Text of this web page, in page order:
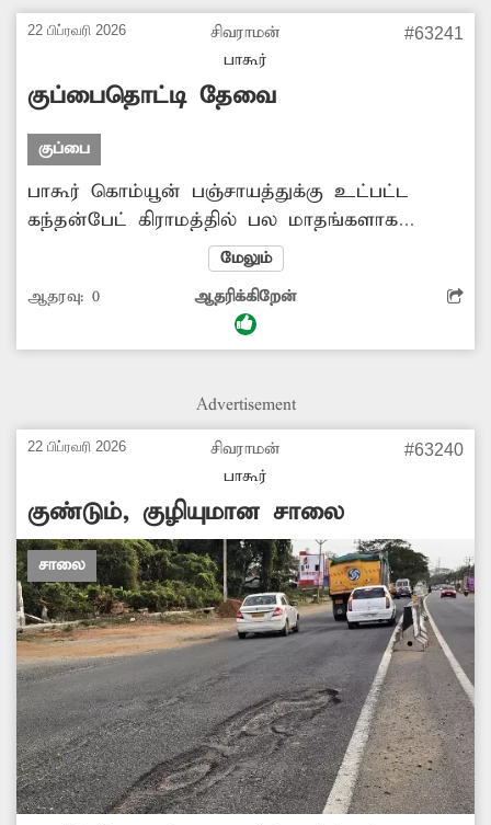
22 பிப்ரவரி 2026
சிவராமன்
பாகூர்
#63241
குப்பைதொட்டி தேவை
குப்பை
பாகூர் கொம்யூன் பஞ்சாயத்துக்கு உட்பட்ட
கந்தன்பேட் கிராமத்தில் பல மாதங்களாக
குப்பை தொட்டி இல்லை. இதனால்
பொதுமக்கள் குப்பைகளை தெருவில் வீசுவதால்
சுகாதார சீர்கேடு ஏற்படுகிறது. உடனே குப்பை
தொட்டி வைக்க அதிகாரிகள் நடவடிக்கை எடுக்க
மேலும்
ஆதரவு: 0 ஆதரிக்கிறேன்
Advertisement
22 பிப்ரவரி 2026
சிவராமன்
பாகூர்
#63240
குண்டும், குழியுமான சாலை
சாலை